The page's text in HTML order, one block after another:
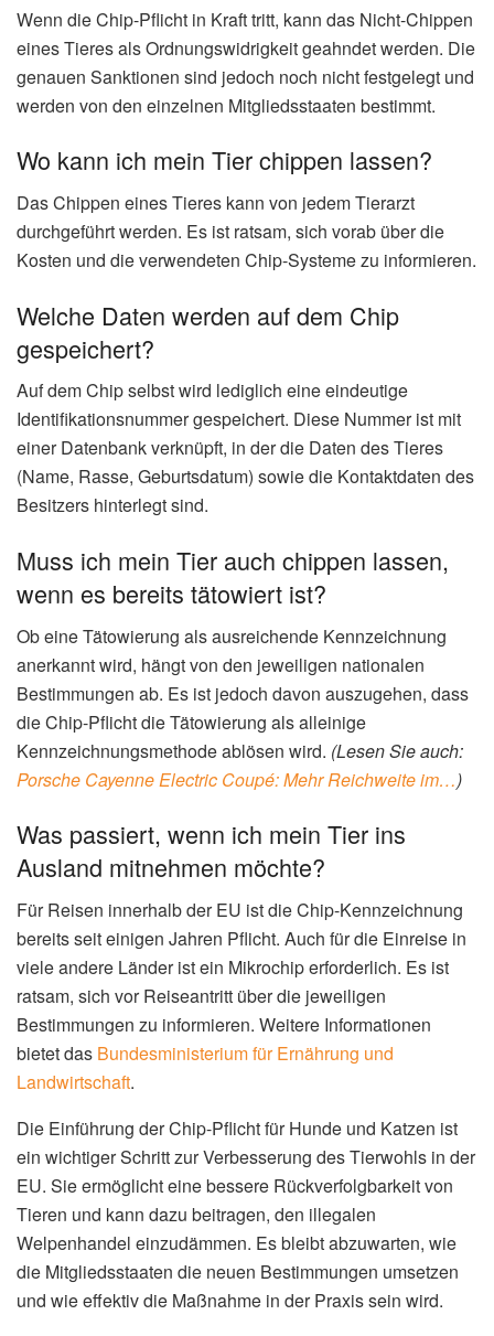
Wenn die Chip-Pflicht in Kraft tritt, kann das Nicht-Chippen
eines Tieres als Ordnungswidrigkeit geahndet werden. Die
genauen Sanktionen sind jedoch noch nicht festgelegt und
werden von den einzelnen Mitgliedsstaaten bestimmt.
Wo kann ich mein Tier chippen lassen?
Das Chippen eines Tieres kann von jedem Tierarzt
durchgeführt werden. Es ist ratsam, sich vorab über die
Kosten und die verwendeten Chip-Systeme zu informieren.
Welche Daten werden auf dem Chip
gespeichert?
Auf dem Chip selbst wird lediglich eine eindeutige
Identifikationsnummer gespeichert. Diese Nummer ist mit
einer Datenbank verknüpft, in der die Daten des Tieres
(Name, Rasse, Geburtsdatum) sowie die Kontaktdaten des
Besitzers hinterlegt sind.
Muss ich mein Tier auch chippen lassen,
wenn es bereits tätowiert ist?
Ob eine Tätowierung als ausreichende Kennzeichnung
anerkannt wird, hängt von den jeweiligen nationalen
Bestimmungen ab. Es ist jedoch davon auszugehen, dass
die Chip-Pflicht die Tätowierung als alleinige
Kennzeichnungsmethode ablösen wird. (Lesen Sie auch:
Porsche Cayenne Electric Coupé: Mehr Reichweite im…)
Was passiert, wenn ich mein Tier ins
Ausland mitnehmen möchte?
Für Reisen innerhalb der EU ist die Chip-Kennzeichnung
bereits seit einigen Jahren Pflicht. Auch für die Einreise in
viele andere Länder ist ein Mikrochip erforderlich. Es ist
ratsam, sich vor Reiseantritt über die jeweiligen
Bestimmungen zu informieren. Weitere Informationen
bietet das Bundesministerium für Ernährung und
Landwirtschaft.
Die Einführung der Chip-Pflicht für Hunde und Katzen ist
ein wichtiger Schritt zur Verbesserung des Tierwohls in der
EU. Sie ermöglicht eine bessere Rückverfolgbarkeit von
Tieren und kann dazu beitragen, den illegalen
Welpenhandel einzudämmen. Es bleibt abzuwarten, wie
die Mitgliedsstaaten die neuen Bestimmungen umsetzen
und wie effektiv die Maßnahme in der Praxis sein wird.